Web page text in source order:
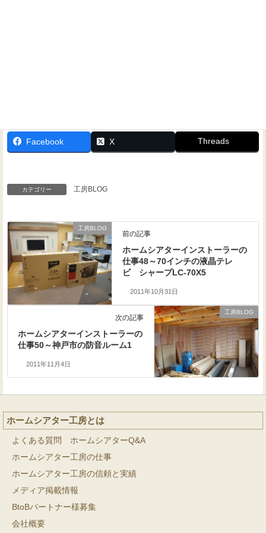
Facebook X Threads
カテゴリー 工房BLOG
工房BLOG
前の記事
ホームシアターインストーラーの
仕事48～70インチの液晶テレ
ビ シャープLC-70X5
2011年10月31日
工房BLOG
次の記事
ホームシアターインストーラーの
仕事50～神戸市の防音ルーム1
2011年11月4日
ホームシアター工房とは
よくある質問 ホームシアターQ&A
ホームシアター工房の仕事
ホームシアター工房の信頼と実績
メディア掲載情報
BtoBパートナー様募集
会社概要